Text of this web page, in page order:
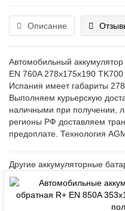
Описание
Автомобильный
EN 760A 278x175x190
Испания имеет габариты
Выполняем курьерскую
наличными при получении,
регионы РФ доставляем
предоплате. Технология
Другие аккумуляторные